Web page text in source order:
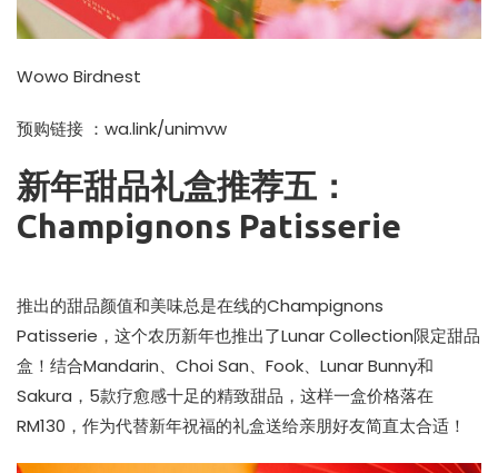
Wowo Birdnest
预购链接 ： wa.link/unimvw
新年甜品礼盒推荐五：
Champignons Patisserie
推出的甜品颜值和美味总是在线的Champignons
Patisserie，这个农历新年也推出了Lunar Collection限定甜品
盒！结合Mandarin、Choi San、Fook、Lunar Bunny和
Sakura，5款疗愈感十足的精致甜品，这样一盒价格落在
RM130，作为代替新年祝福的礼盒送给亲朋好友简直太合适！